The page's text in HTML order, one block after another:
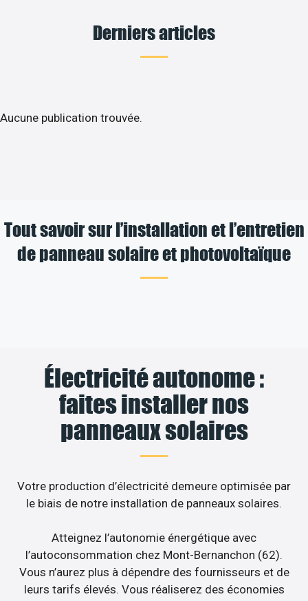
Derniers articles
Aucune publication trouvée.
Tout savoir sur l’installation et l’entretien
de panneau solaire et photovoltaïque
Électricité autonome :
faites installer nos
panneaux solaires
Votre production d’électricité demeure optimisée par
le biais de notre installation de panneaux solaires.
Atteignez l’autonomie énergétique avec
l’autoconsommation chez Mont-Bernanchon (62).
Vous n’aurez plus à dépendre des fournisseurs et de
leurs tarifs élevés. Vous réaliserez des économies